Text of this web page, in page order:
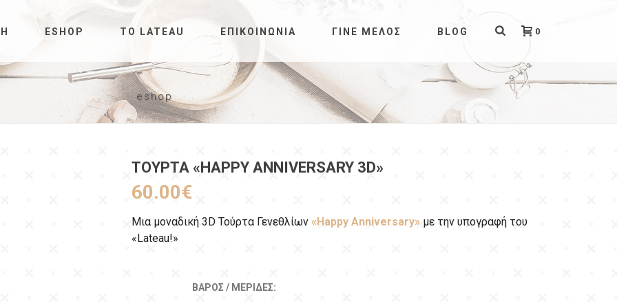
ESHOP ΤΟ LATEAU ΕΠΙΚΟΙΝΩΝΊΑ ΓΊΝΕ ΜΈΛΟΣ BLOG 0
eshop
ΤΟΎΡΤΑ «ΗAPPY ΑNNIVERSARY 3D»
60.00€
Μια μοναδική 3D Τούρτα Γενεθλίων «Ηappy Αnniversary» με την υπογραφή του
«Lateau!»
ΒΆΡΟΣ / ΜΕΡΊΔΕΣ: